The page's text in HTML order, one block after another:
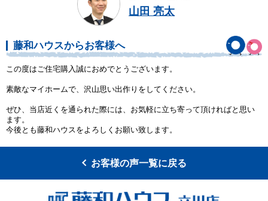
山田 亮太
藤和ハウスからお客様へ
この度はご住宅購入誠におめでとうございます。
素敵なマイホームで、沢山思い出作りをしてください。
ぜひ、当店近くを通られた際には、お気軽に立ち寄って頂ければと思い
ます。
今後とも藤和ハウスをよろしくお願い致します。
お客様の声一覧に戻る